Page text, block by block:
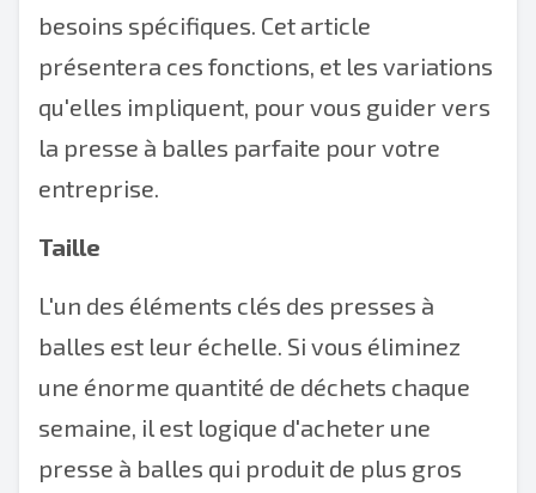
besoins spécifiques. Cet article
présentera ces fonctions, et les variations
qu'elles impliquent, pour vous guider vers
la presse à balles parfaite pour votre
entreprise.
Taille
L'un des éléments clés des presses à
balles est leur échelle. Si vous éliminez
une énorme quantité de déchets chaque
semaine, il est logique d'acheter une
presse à balles qui produit de plus gros